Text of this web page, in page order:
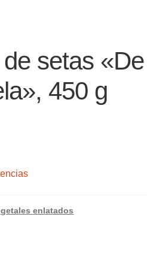
setas «De
450 g
enlatados